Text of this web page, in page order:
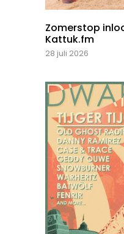
Zomerstop
Kattuk.fm
28 juli 2026